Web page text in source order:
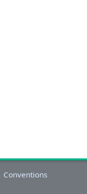
Conventions